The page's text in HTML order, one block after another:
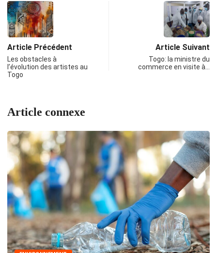
Article Précédent
Les obstacles à
l’évolution des artistes au
Togo
Article Suivant
Togo: la ministre du
commerce en visite à…
Article connexe